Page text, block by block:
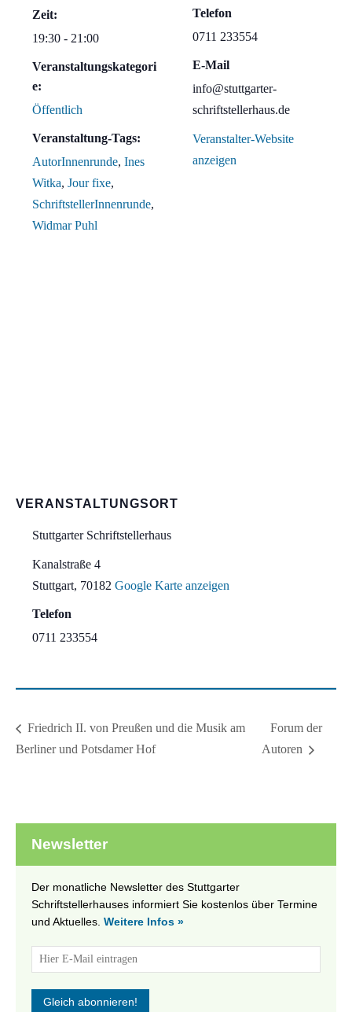
Zeit:
19:30 - 21:00
Veranstaltungskategori
e:
Öffentlich
Veranstaltung-Tags:
AutorInnenrunde, Ines
Witka, Jour fixe,
SchriftstellerInnenrunde,
Widmar Puhl
Telefon
0711 233554
E-Mail
info@stuttgarter-
schriftstellerhaus.de
Veranstalter-Website
anzeigen
VERANSTALTUNGSORT
Stuttgarter Schriftstellerhaus
Kanalstraße 4
Stuttgart, 70182 Google Karte anzeigen
Telefon
0711 233554
Friedrich II. von Preußen und die Musik am
Berliner und Potsdamer Hof
Forum der
Autoren
Newsletter
Der monatliche Newsletter des Stuttgarter
Schriftstellerhauses informiert Sie kostenlos über Termine
und Aktuelles. Weitere Infos »